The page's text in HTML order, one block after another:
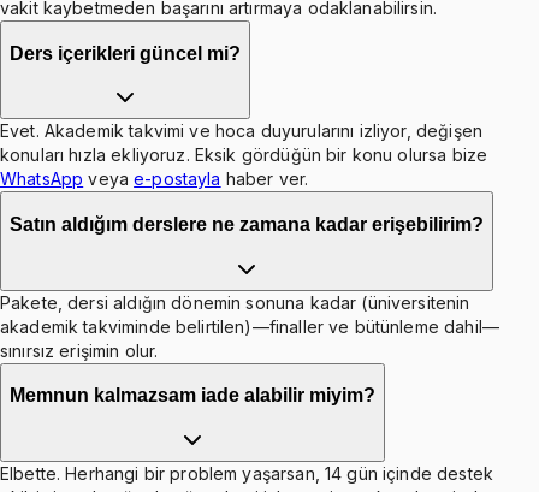
vakit kaybetmeden başarını artırmaya odaklanabilirsin.
Ders içerikleri güncel mi?
Evet. Akademik takvimi ve hoca duyurularını izliyor, değişen
konuları hızla ekliyoruz. Eksik gördüğün bir konu olursa bize
WhatsApp veya e-postayla haber ver.
Satın aldığım derslere ne zamana kadar erişebilirim?
Pakete, dersi aldığın dönemin sonuna kadar (üniversitenin
akademik takviminde belirtilen)—finaller ve bütünleme dahil—
sınırsız erişimin olur.
Memnun kalmazsam iade alabilir miyim?
Elbette. Herhangi bir problem yaşarsan, 14 gün içinde destek